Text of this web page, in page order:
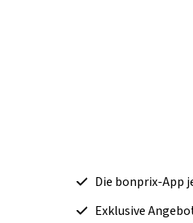
Die bonprix-App
Exklusive